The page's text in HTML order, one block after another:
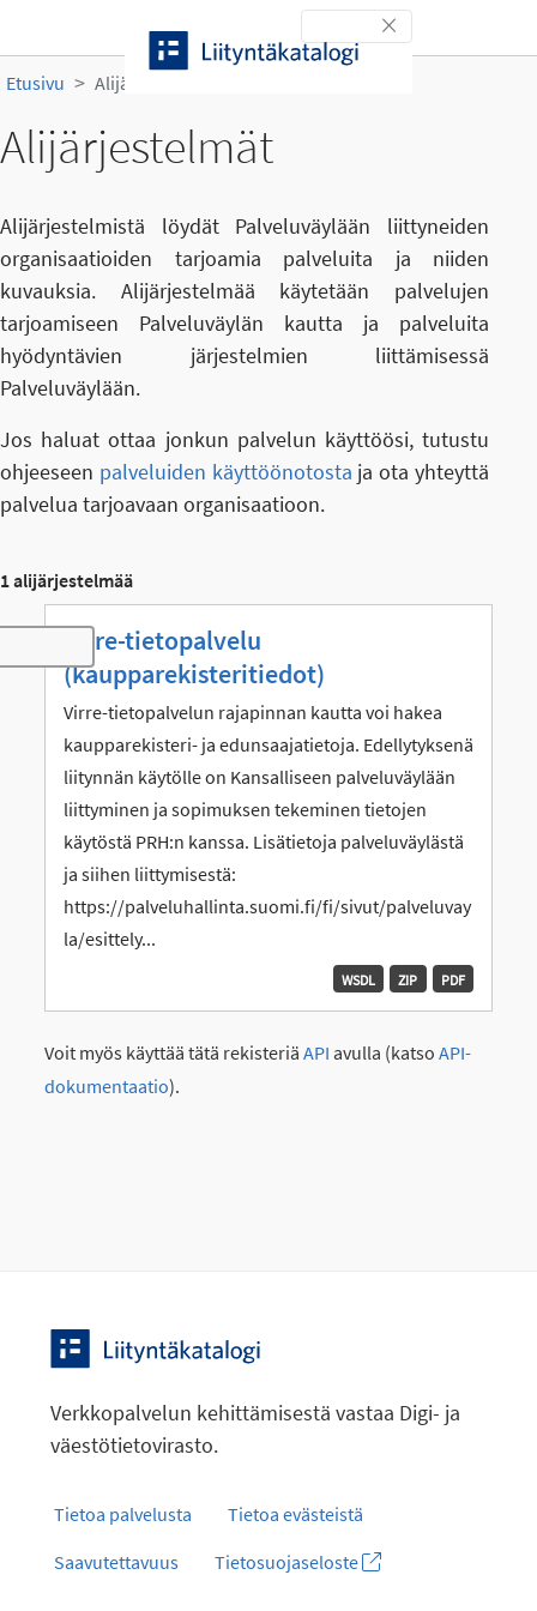
Toggle navigation
Etusivu Alijärjestelmät
Alijärjestelmät
Alijärjestelmistä löydät Palveluväylään liittyneiden
organisaatioiden tarjoamia palveluita ja niiden
kuvauksia. Alijärjestelmää käytetään palvelujen
tarjoamiseen Palveluväylän kautta ja palveluita
hyödyntävien järjestelmien liittämisessä
Palveluväylään.
Jos haluat ottaa jonkun palvelun käyttöösi, tutustu
ohjeeseen palveluiden käyttöönotosta ja ota yhteyttä
palvelua tarjoavaan organisaatioon.
1 alijärjestelmää
Toggle navigation
Virre-tietopalvelu
(kaupparekisteritiedot)
Virre-tietopalvelun rajapinnan kautta voi hakea
kaupparekisteri- ja edunsaajatietoja. Edellytyksenä
liitynnän käytölle on Kansalliseen palveluväylään
liittyminen ja sopimuksen tekeminen tietojen
käytöstä PRH:n kanssa. Lisätietoja palveluväylästä
ja siihen liittymisestä:
https://palveluhallinta.suomi.fi/fi/sivut/palveluvay
la/esittely...
PDF
ZIP
WSDL
Voit myös käyttää tätä rekisteriä API avulla (katso API-
dokumentaatio).
Verkkopalvelun kehittämisestä vastaa Digi- ja
väestötietovirasto.
Tietoa palvelusta
Tietoa evästeistä
Saavutettavuus
Tietosuojaseloste